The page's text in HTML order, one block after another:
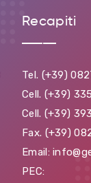
Recapiti
Tel. (+39)
Cell. (+39)
Cell. (+39)
Fax. (+39)
Email:
PEC: